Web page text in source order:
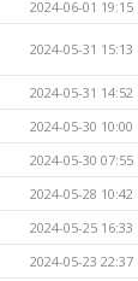
2024-06-01 19:15
2024-05-31 15:13
2024-05-31 14:52
2024-05-30 10:00
2024-05-30 07:55
2024-05-28 10:42
2024-05-25 16:33
2024-05-23 22:37